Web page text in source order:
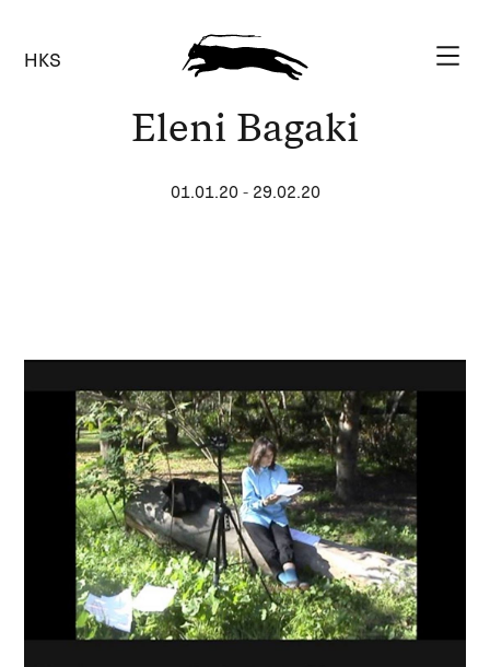
HKS
Eleni Bagaki
01.01.20- 29.02.20